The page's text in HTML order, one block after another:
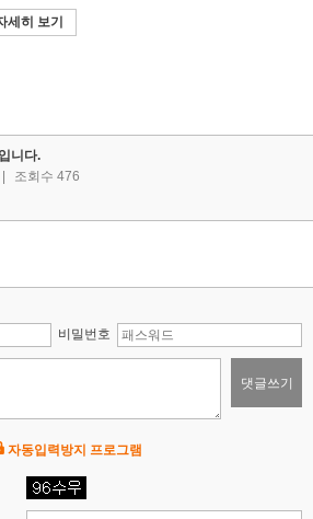
세히 보기
니다.
조회수 476
비밀번호
댓글쓰기
자동입력방지 프로그램